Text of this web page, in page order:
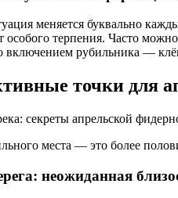
меняется буквально
особого терпения. Часто
включением рубильника —
точки для
места — это более
неожиданная